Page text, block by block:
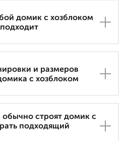
домик с хозблоком
и размеров
с хозблоком
обычно строят домик с
подходящий